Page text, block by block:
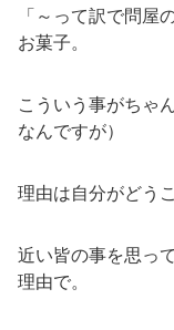
「～って訳で問屋
お菓子。
こういう事がちゃ
なんですが）
理由は自分がどう
近い皆の事を思っ
理由で。